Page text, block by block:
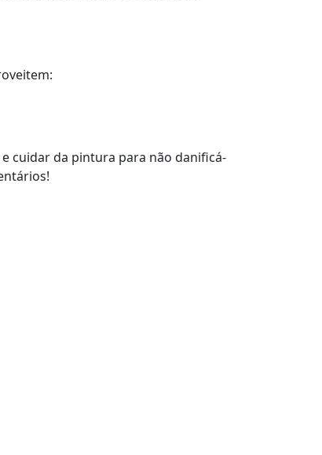
cuidar da pintura para não danificá-